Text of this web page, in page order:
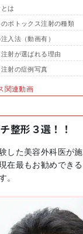
は
ボトックス注射の種類
入法（動画有）
射が選ばれる理由
射の症例写真
関連動画
整形３選！！
した美容外科医が
在最もお勧めでき
。